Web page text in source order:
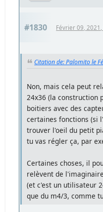
#1830 Février 09,
Citation de: Palomito le
Non, mais cela peut
24x36 (la construction
boitiers avec des
certaines fonctions (si
trouver l'oeil du petit
tu vas régler ça, par
Certaines choses, il
relèvent de
(et c'est un utilisateur
que du m4/3, comme